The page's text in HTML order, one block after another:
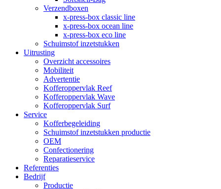
Verzendboxen
x-press-box classic line
x-press-box ocean line
x-press-box eco line
Schuimstof inzetstukken
Uitrusting
Overzicht accessoires
Mobiliteit
Advertentie
Kofferoppervlak Reef
Kofferoppervlak Wave
Kofferoppervlak Surf
Service
Kofferbegeleiding
Schuimstof inzetstukken productie
OEM
Confectionering
Reparatieservice
Referenties
Bedrijf
Productie